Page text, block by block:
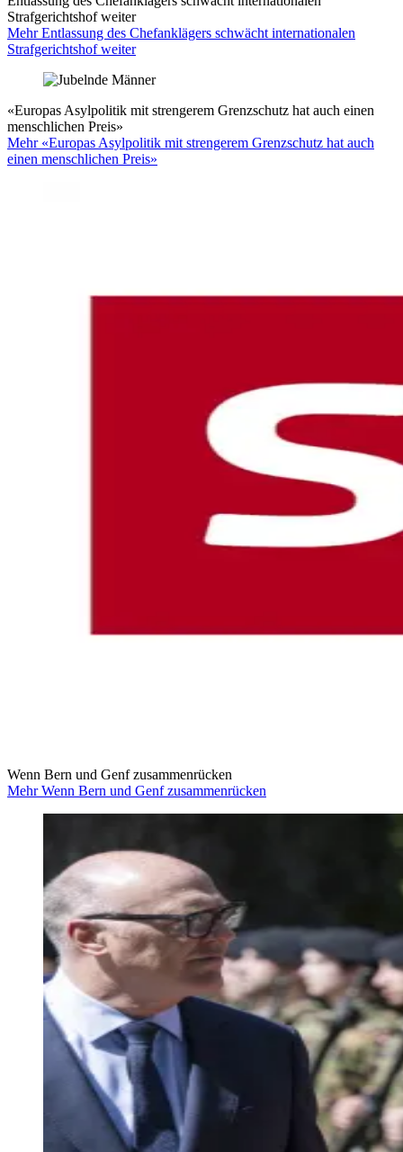
Strafgerichtshof weiter
Mehr Entlassung des Chefanklägers schwächt internationalen
Strafgerichtshof weiter
«Europas Asylpolitik mit strengerem Grenzschutz hat auch einen
menschlichen Preis»
Mehr «Europas Asylpolitik mit strengerem Grenzschutz hat auch
einen menschlichen Preis»
Wenn Bern und Genf zusammenrücken
Mehr Wenn Bern und Genf zusammenrücken